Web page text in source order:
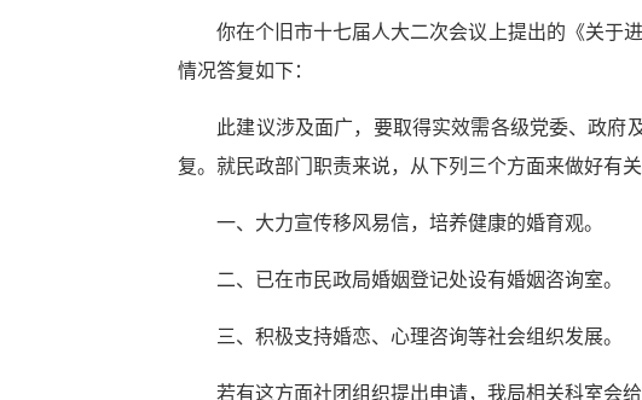
你在个旧市十七届人大二次会议上提出的《关于进
情况答复如下：
此建议涉及面广，要取得实效需各级党委、政府及
复。就民政部门职责来说，从下列三个方面来做好有关
一、大力宣传移风易信，培养健康的婚育观。
二、已在市民政局婚姻登记处设有婚姻咨询室。
三、积极支持婚恋、心理咨询等社会组织发展。
若有这方面社团组织提出申请，我局相关科室会给